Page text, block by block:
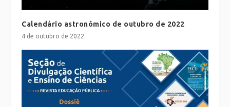
Calendário astronômico de outubro de 2022
4 de outubro de 2022